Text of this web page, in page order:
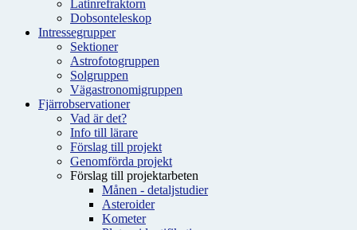
Latinrefraktorn
Dobsonteleskop
Intressegrupper
Sektioner
Astrofotogruppen
Solgruppen
Vägastronomigruppen
Fjärrobservationer
Vad är det?
Info till lärare
Förslag till projekt
Genomförda projekt
Förslag till projektarbeten
Månen - detaljstudier
Asteroider
Kometer